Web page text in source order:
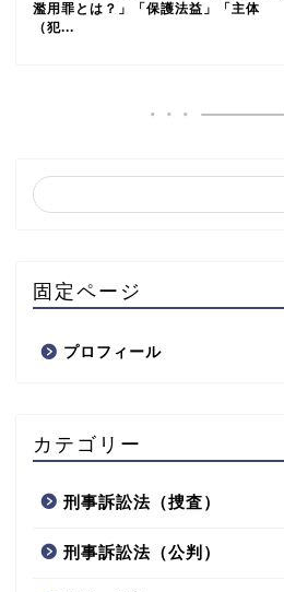
濫用罪とは？」「保護法益」「主体
（犯...
固定ページ
プロフィール
カテゴリー
刑事訴訟法（捜査）
刑事訴訟法（公判）